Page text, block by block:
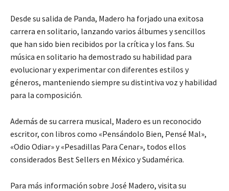
Desde su salida de Panda, Madero ha forjado una exitosa
carrera en solitario, lanzando varios álbumes y sencillos
que han sido bien recibidos por la crítica y los fans. Su
música en solitario ha demostrado su habilidad para
evolucionar y experimentar con diferentes estilos y
géneros, manteniendo siempre su distintiva voz y habilidad
para la composición.
Además de su carrera musical, Madero es un reconocido
escritor, con libros como «Pensándolo Bien, Pensé Mal»,
«Odio Odiar» y «Pesadillas Para Cenar», todos ellos
considerados Best Sellers en México y Sudamérica.
Para más información sobre José Madero, visita su